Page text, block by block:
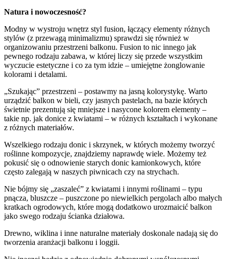
Natura i nowoczesność?
Modny w wystroju wnętrz styl fusion, łączący elementy różnych
stylów (z przewagą minimalizmu) sprawdzi się również w
organizowaniu przestrzeni balkonu. Fusion to nic innego jak
pewnego rodzaju zabawa, w której liczy się przede wszystkim
wyczucie estetyczne i co za tym idzie – umiejętne żonglowanie
kolorami i detalami.
„Szukając” przestrzeni – postawmy na jasną kolorystykę. Warto
urządzić balkon w bieli, czy jasnych pastelach, na bazie których
świetnie prezentują się mniejsze i nasycone kolorem elementy –
takie np. jak donice z kwiatami – w różnych kształtach i wykonane
z różnych materiałów.
Wszelkiego rodzaju donic i skrzynek, w których możemy tworzyć
roślinne kompozycje, znajdziemy naprawdę wiele. Możemy też
pokusić się o odnowienie starych donic kamionkowych, które
często zalegają w naszych piwnicach czy na strychach.
Nie bójmy się „zaszaleć” z kwiatami i innymi roślinami – typu
pnącza, bluszcze – puszczone po niewielkich pergolach albo małych
kratkach ogrodowych, które mogą dodatkowo urozmaicić balkon
jako swego rodzaju ścianka działowa.
Drewno, wiklina i inne naturalne materiały doskonale nadają się do
tworzenia aranżacji balkonu i loggii.